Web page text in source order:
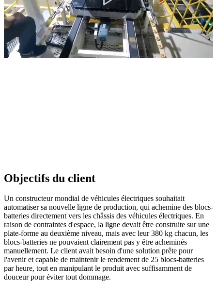
Objectifs du client
Un constructeur mondial de véhicules électriques souhaitait
automatiser sa nouvelle ligne de production, qui achemine des blocs-
batteries directement vers les châssis des véhicules électriques. En
raison de contraintes d'espace, la ligne devait être construite sur une
plate-forme au deuxième niveau, mais avec leur 380 kg chacun, les
blocs-batteries ne pouvaient clairement pas y être acheminés
manuellement. Le client avait besoin d'une solution prête pour
l'avenir et capable de maintenir le rendement de 25 blocs-batteries
par heure, tout en manipulant le produit avec suffisamment de
douceur pour éviter tout dommage.